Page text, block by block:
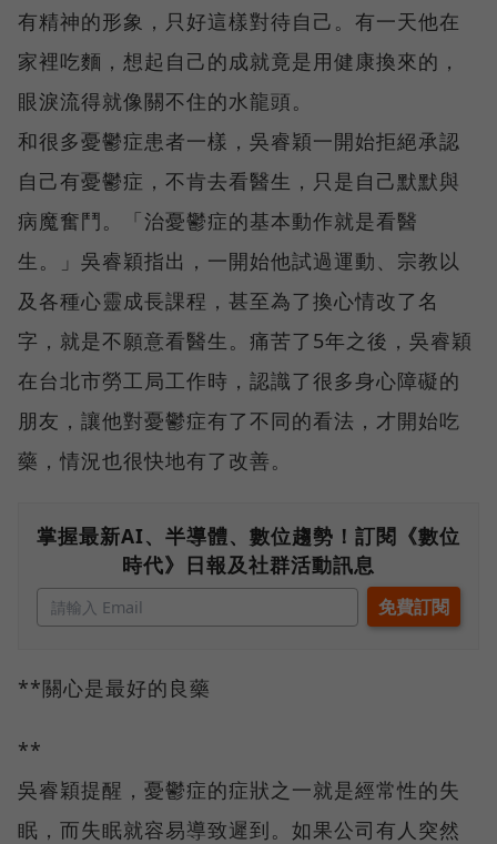
有精神的形象，只好這樣對待自己。有一天他在
家裡吃麵，想起自己的成就竟是用健康換來的，
眼淚流得就像關不住的水龍頭。
和很多憂鬱症患者一樣，吳睿穎一開始拒絕承認
自己有憂鬱症，不肯去看醫生，只是自己默默與
病魔奮鬥。「治憂鬱症的基本動作就是看醫
生。」吳睿穎指出，一開始他試過運動、宗教以
及各種心靈成長課程，甚至為了換心情改了名
字，就是不願意看醫生。痛苦了5年之後，吳睿穎
在台北市勞工局工作時，認識了很多身心障礙的
朋友，讓他對憂鬱症有了不同的看法，才開始吃
藥，情況也很快地有了改善。
掌握最新AI、半導體、數位趨勢！訂閱《數位
時代》日報及社群活動訊息
**關心是最好的良藥
**
吳睿穎提醒，憂鬱症的症狀之一就是經常性的失
眠，而失眠就容易導致遲到。如果公司有人突然